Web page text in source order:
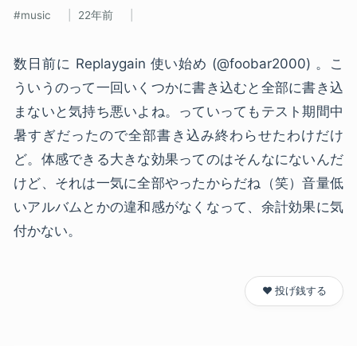
music 22年前
数日前に Replaygain 使い始め (@foobar2000) 。こ
ういうのって一回いくつかに書き込むと全部に書き込
まないと気持ち悪いよね。っていってもテスト期間中
暑すぎだったので全部書き込み終わらせたわけだけ
ど。体感できる大きな効果ってのはそんなにないんだ
けど、それは一気に全部やったからだね（笑）音量低
いアルバムとかの違和感がなくなって、余計効果に気
付かない。
❤️ 投げ銭する